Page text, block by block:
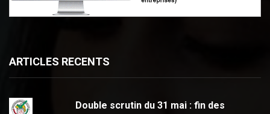
ARTICLES RECENTS
Double scrutin du 31 mai : fin des